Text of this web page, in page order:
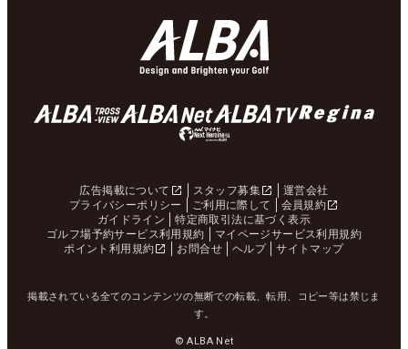
広告掲載について スタッフ募集
運営会社
プライバシーポリシー
ご利用に際して
会員規約
ガイドライン
特定商取引法に基づく表示
ゴルフ場予約サービス利用規約
マイページサービス利用規約
ポイント利用規約
お問合せ ヘルプ サイトマップ
掲載されている全てのコンテンツの無断での転載、転用、コピー等は禁じま
す。
© ALBA Net